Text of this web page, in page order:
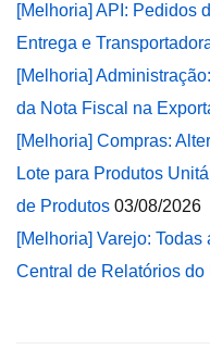
[Melhoria] API: Pedidos
Entrega e
[Melhoria]
da Nota Fiscal na
[Melhoria] Compras:
Lote para Produtos
de Produtos 03/08/2026
[Melhoria] Varejo:
Central de Relatórios do